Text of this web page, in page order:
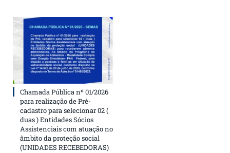
Chamada Pública nº 01/2026
para realização de Pré-
cadastro para selecionar 02 (
duas ) Entidades Sócios
Assistenciais com atuação no
âmbito da proteção social
(UNIDADES RECEBEDORAS)